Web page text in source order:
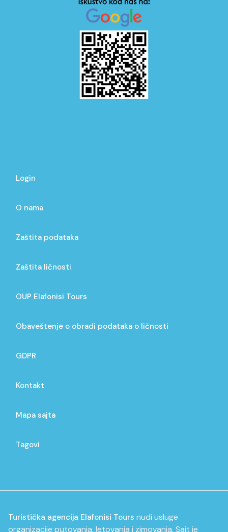
Login
O nama
Zaštita podataka
Zaštita ličnosti
OUP Elafonisi Tours
Obaveštenje o obradi podataka o ličnosti
GDPR
Kontakt
Mapa sajta
Tagovi
Turistička agencija Elafonisi Tours nudi usluge
organizacije putovanja, letovanja i zimovanja. Sajt je